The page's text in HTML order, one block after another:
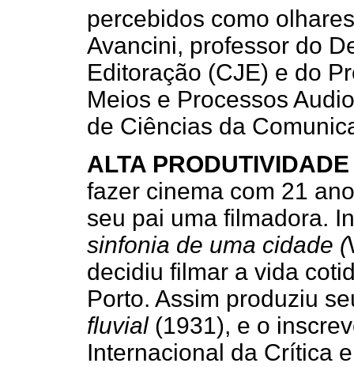
percebidos como
Avancini, professor do
Editoração (CJE) e do
Meios e Processos
de Ciências da
ALTA PRODUTIVIDADE
fazer cinema com 21
seu pai uma filmadora.
sinfonia de uma cidade (
decidiu filmar a vida
Porto. Assim produziu
fluvial(1931), e o
Internacional da Crítica